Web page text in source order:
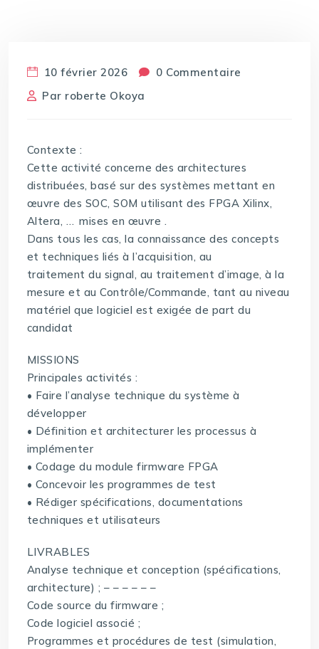
10 février 2026
0 Commentaire
Par roberte Okoya
Contexte :
Cette activité concerne des architectures
distribuées, basé sur des systèmes mettant en
œuvre des SOC, SOM utilisant des FPGA Xilinx,
Altera, … mises en œuvre .
Dans tous les cas, la connaissance des concepts
et techniques liés à l’acquisition, au
traitement du signal, au traitement d’image, à la
mesure et au Contrôle/Commande, tant au niveau
matériel que logiciel est exigée de part du
candidat
MISSIONS
Principales activités :
• Faire l’analyse technique du système à
développer
• Définition et architecturer les processus à
implémenter
• Codage du module firmware FPGA
• Concevoir les programmes de test
• Rédiger spécifications, documentations
techniques et utilisateurs
LIVRABLES
Analyse technique et conception (spécifications,
architecture) ; – – – – – –
Code source du firmware ;
Code logiciel associé ;
Programmes et procédures de test (simulation,